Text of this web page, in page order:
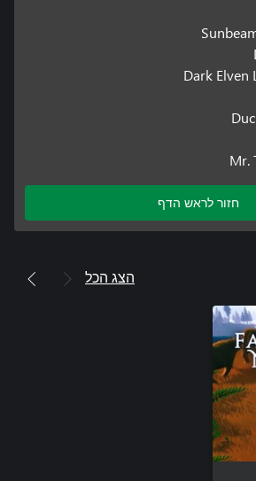
Dark Elven
Mr.
חזור לראש הדף
הצג הכל